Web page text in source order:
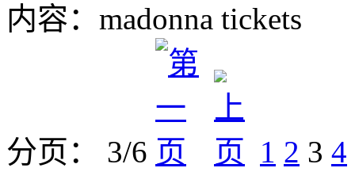
内容：madonna tickets
分页： 3/6 1 2 3 4